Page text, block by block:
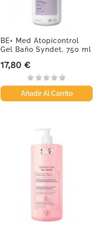
BE+ Med Atopicontrol
Gel Baño Syndet, 750 ml
Precio
17,80 €
Añadir Al Carrito